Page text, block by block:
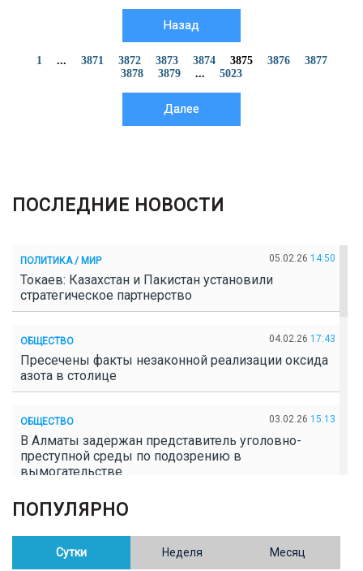
Назад
1 ... 3871 3872 3873 3874 3875 3876
3877
3878
3879 ... 5023
Далее
ПОСЛЕДНИЕ НОВОСТИ
ПОЛИТИКА / МИР 05.02.26 14:50
Токаев: Казахстан и Пакистан установили
стратегическое партнерство
ОБЩЕСТВО 04.02.26 17:43
Пресечены факты незаконной реализации оксида
азота в столице
ОБЩЕСТВО 03.02.26 15:13
В Алматы задержан представитель уголовно-
преступной среды по подозрению в
вымогательстве
ОБЩЕСТВО
Полицейские пресекли незаконное выращивание
конопли в Таразе
ПОПУЛЯРНО
Сутки Неделя Месяц